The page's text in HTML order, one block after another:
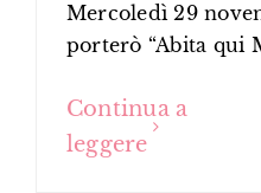
Mercoledì 29
porterò “Abita qui
Continua a
leggere